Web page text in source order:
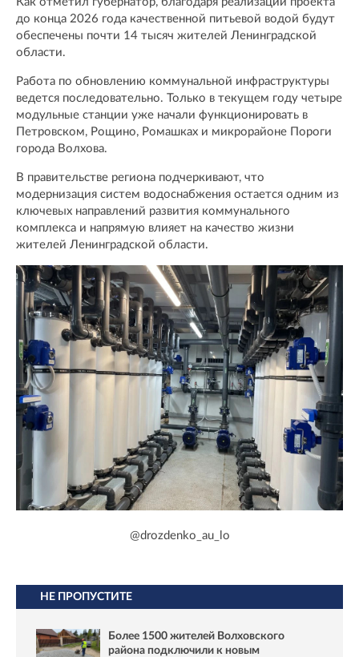
до конца 2026 года качественной питьевой водой будут
обеспечены почти 14 тысяч жителей Ленинградской
области.
Работа по обновлению коммунальной инфраструктуры
ведется последовательно. Только в текущем году четыре
модульные станции уже начали функционировать в
Петровском, Рощино, Ромашках и микрорайоне Пороги
города Волхова.
В правительстве региона подчеркивают, что
модернизация систем водоснабжения остается одним из
ключевых направлений развития коммунального
комплекса и напрямую влияет на качество жизни
жителей Ленинградской области.
@drozdenko_au_lo
НЕ ПРОПУСТИТЕ
Более 1500 жителей Волховского
района подключили к новым